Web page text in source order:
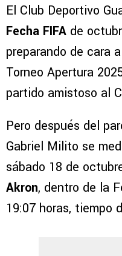
El Club Deportivo
Fecha FIFA de
preparando de cara
Torneo Apertura
partido amistoso al
Pero después del
Gabriel Milito se
sábado 18 de
Akron, dentro de la
19:07 horas, tiempo